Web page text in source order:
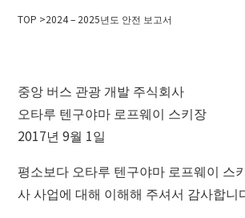
스키장 이용 약관
관련 링크
홋카이도 중앙 버스 주식회사
니세코 안누푸리 국제 스키장
니세코 온천 고 이코이노 유주쿠 이로하
TOP 2024 – 2025년도 안전 보고서
중앙 버스 관광 개발 주식회사
오타루 텐구야마 로프웨이 스키장
2017년 9월 1일
평소보다 오타루 텐구야마 로프웨이 스
사 사업에 대해 이해해 주셔서 감사합니